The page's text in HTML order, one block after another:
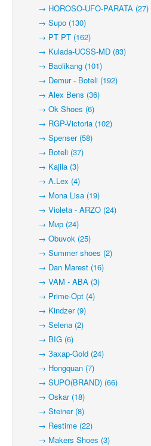
→ HOROSO-UFO-PARATA (27)
→ Supo (130)
→ PT PT (162)
→ Kulada-UCSS-MD (83)
→ Baolikang (101)
→ Demur - Boteli (192)
→ Alex Bens (36)
→ Ok Shoes (6)
→ RGP-Victoria (102)
→ Spenser (58)
→ Boteli (37)
→ Kajila (3)
→ A.Lex (4)
→ Mona Lisa (19)
→ Violeta - ARZO (24)
→ Мир (24)
→ Obuvok (25)
→ Summer shoes (2)
→ Dan Marest (16)
→ VAM - ABA (3)
→ Prime-Opt (4)
→ Kindzer (9)
→ Selena (2)
→ BIG (6)
→ Захар-Gold (24)
→ Hongquan (7)
→ SUPO(BRAND) (66)
→ Oskar (18)
→ Steiner (8)
→ Restime (22)
→ Makers Shoes (3)